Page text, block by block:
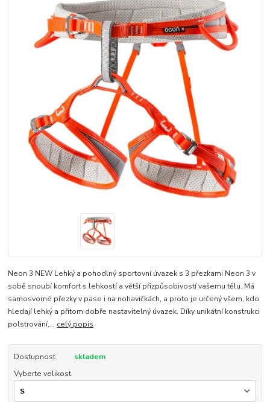
Neon 3 NEW Lehký a pohodlný sportovní úvazek s 3 přezkami Neon 3 v
sobě snoubí komfort s lehkostí a větší přizpůsobivostí vašemu tělu. Má
samosvorné přezky v pase i na nohavičkách, a proto je určený všem, kdo
hledají lehký a přitom dobře nastavitelný úvazek. Díky unikátní konstrukci
polstrování,... celý popis
Dostupnost
skladem
Vyberte velikost